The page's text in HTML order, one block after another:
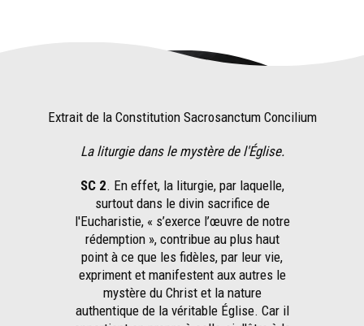
Extrait de la Constitution Sacrosanctum Concilium
La liturgie dans le mystère de l'Église.
SC 2. En effet, la liturgie, par laquelle,
surtout dans le divin sacrifice de
l'Eucharistie, « s’exerce l’œuvre de notre
rédemption », contribue au plus haut
point à ce que les fidèles, par leur vie,
expriment et manifestent aux autres le
mystère du Christ et la nature
authentique de la véritable Église. Car il